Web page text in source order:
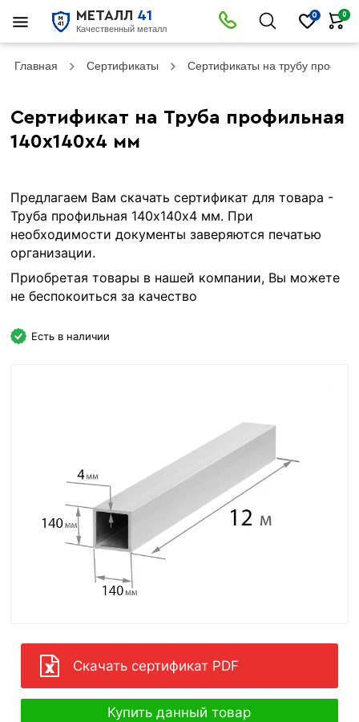
МЕТАЛЛ 41
Качественный металл
0 0
Главная Сертификаты Сертификаты на трубу
Сертификат на Труба профильная
140х140х4 мм
Предлагаем Вам скачать сертификат для товара -
Труба профильная 140х140х4 мм. При
необходимости документы заверяются печатью
организации.
Приобретая товары в нашей компании, Вы можете
не беспокоиться за качество
Есть в наличии
Скачать сертификат PDF
Купить данный товар